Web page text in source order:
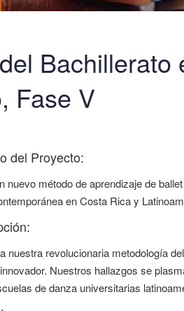
Fase V
del Proyecto:
nuevo método de aprendizaje de
en Costa Rica y
nuestra revolucionaria metodología
Nuestros hallazgos se
de danza universitarias